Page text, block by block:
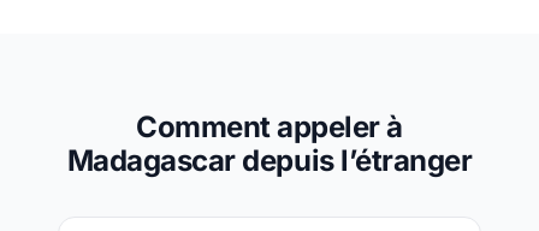
Comment appeler à
Madagascar depuis l’étranger